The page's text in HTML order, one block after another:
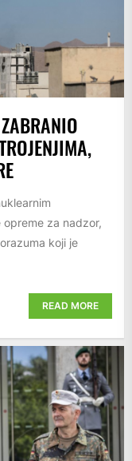
za nadzor,
koji je
READ MORE